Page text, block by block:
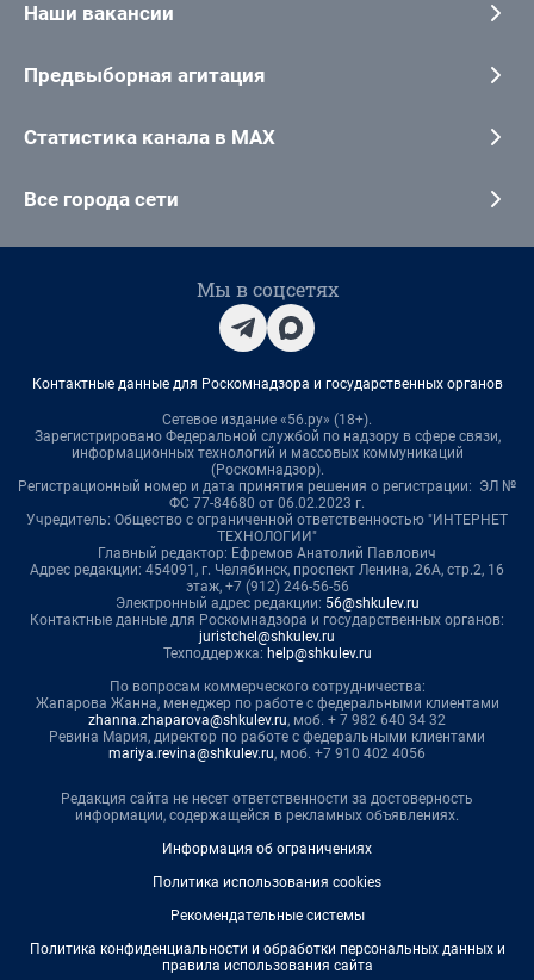
Наши вакансии
Предвыборная агитация
Статистика канала в MAX
Все города сети
Мы в соцсетях
Контактные данные для Роскомнадзора и государственных органов
Сетевое издание «56.ру» (18+).
Зарегистрировано Федеральной службой по надзору в сфере связи,
информационных технологий и массовых коммуникаций
(Роскомнадзор).
Регистрационный номер и дата принятия решения о регистрации: ЭЛ №
ФС 77-84680 от 06.02.2023 г.
Учредитель: Общество с ограниченной ответственностью "ИНТЕРНЕТ
ТЕХНОЛОГИИ"
Главный редактор: Ефремов Анатолий Павлович
Адрес редакции: 454091, г. Челябинск, проспект Ленина, 26А, стр.2, 16
этаж, +7 (912) 246-56-56
Электронный адрес редакции: 56@shkulev.ru
Контактные данные для Роскомнадзора и государственных органов:
juristchel@shkulev.ru
Техподдержка: help@shkulev.ru
По вопросам коммерческого сотрудничества:
Жапарова Жанна, менеджер по работе с федеральными клиентами
zhanna.zhaparova@shkulev.ru, моб. + 7 982 640 34 32
Ревина Мария, директор по работе с федеральными клиентами
mariya.revina@shkulev.ru, моб. +7 910 402 4056
Редакция сайта не несет ответственности за достоверность
информации, содержащейся в рекламных объявлениях.
Информация об ограничениях
Политика использования cookies
Рекомендательные системы
Политика конфиденциальности и обработки персональных данных и
правила использования сайта